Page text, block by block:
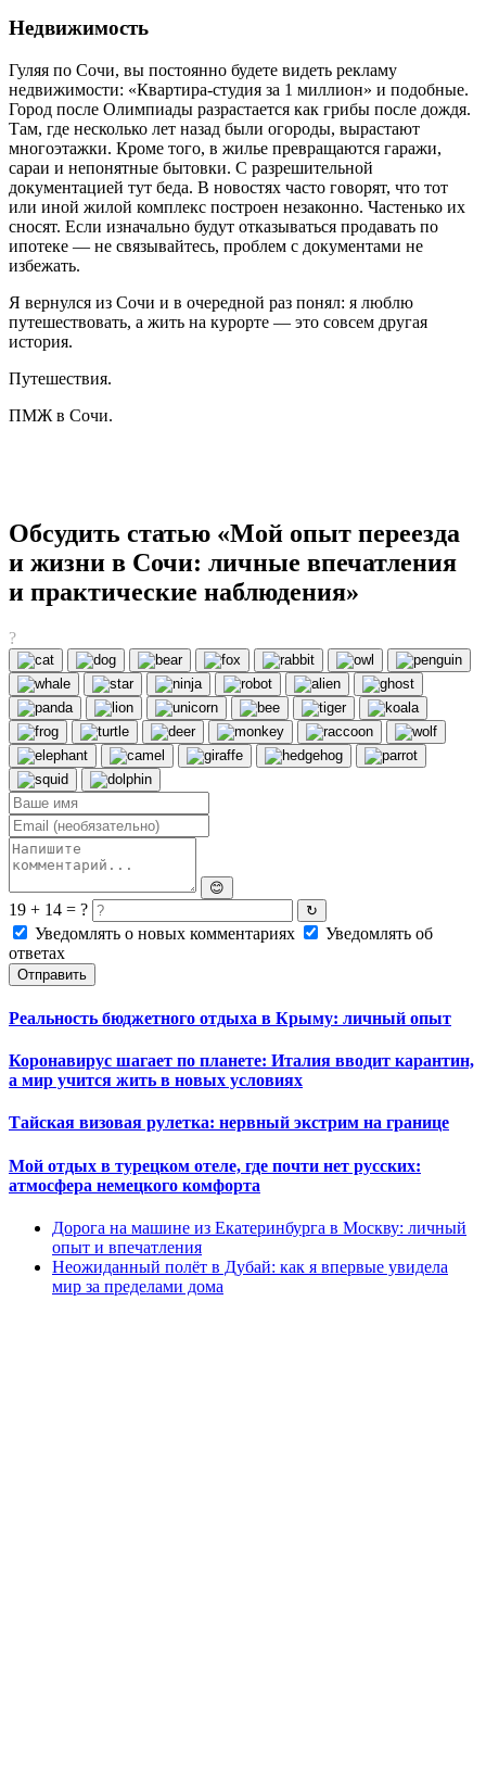
Недвижимость
Гуляя по Сочи, вы постоянно будете видеть рекламу
недвижимости: «Квартира-студия за 1 миллион» и подобные.
Город после Олимпиады разрастается как грибы после дождя.
Там, где несколько лет назад были огороды, вырастают
многоэтажки. Кроме того, в жилье превращаются гаражи,
сараи и непонятные бытовки. С разрешительной
документацией тут беда. В новостях часто говорят, что тот
или иной жилой комплекс построен незаконно. Частенько их
сносят. Если изначально будут отказываться продавать по
ипотеке — не связывайтесь, проблем с документами не
избежать.
Я вернулся из Сочи и в очередной раз понял: я люблю
путешествовать, а жить на курорте — это совсем другая
история.
Путешествия.
ПМЖ в Сочи.
Обсудить статью «Мой опыт переезда
и жизни в Сочи: личные впечатления
и практические наблюдения»
?
😊
19 + 14 = ? ↻
Уведомлять о новых комментариях
Уведомлять об
ответах
Отправить
Реальность бюджетного отдыха в Крыму: личный опыт
Коронавирус шагает по планете: Италия вводит карантин,
а мир учится жить в новых условиях
Тайская визовая рулетка: нервный экстрим на границе
Мой отдых в турецком отеле, где почти нет русских:
атмосфера немецкого комфорта
Дорога на машине из Екатеринбурга в Москву: личный
опыт и впечатления
Неожиданный полёт в Дубай: как я впервые увидела
мир за пределами дома